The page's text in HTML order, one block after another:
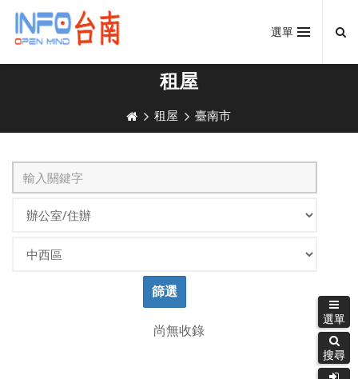
選單
租屋
租屋 臺南市
篩選
尚無收錄
選單
搜尋
選單
搜尋